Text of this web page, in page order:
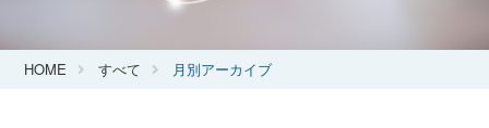
HOME すべて 月別アーカイブ